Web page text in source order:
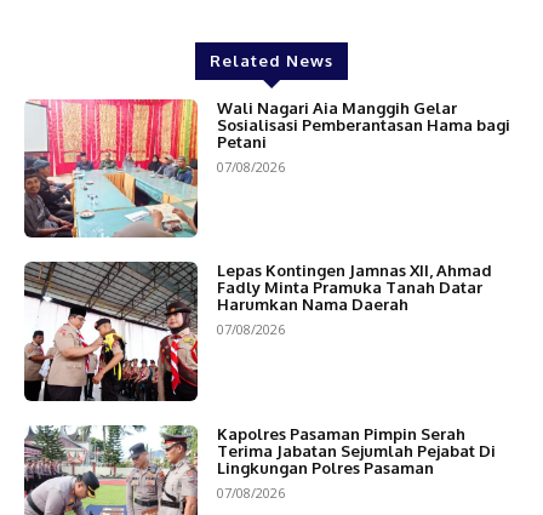
Related News
Wali Nagari Aia Manggih Gelar
Sosialisasi Pemberantasan Hama bagi
Petani
07/08/2026
Lepas Kontingen Jamnas XII, Ahmad
Fadly Minta Pramuka Tanah Datar
Harumkan Nama Daerah
07/08/2026
Kapolres Pasaman Pimpin Serah
Terima Jabatan Sejumlah Pejabat Di
Lingkungan Polres Pasaman
07/08/2026